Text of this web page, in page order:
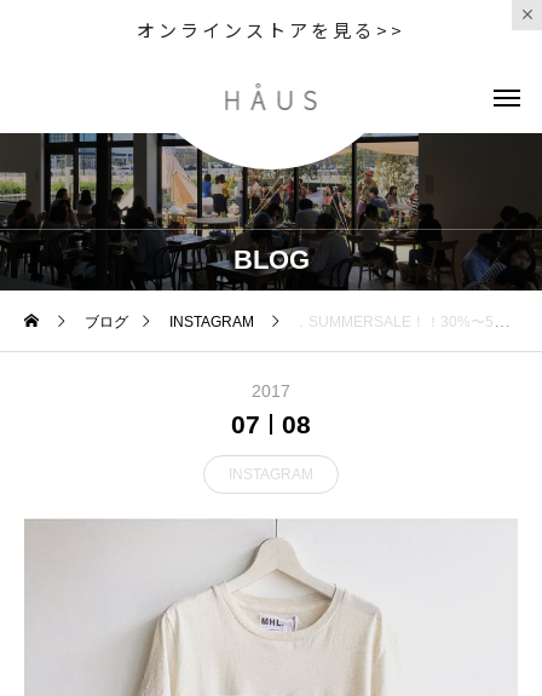
オンラインストアを見る>>
BLOG
ブログ INSTAGRAM ．SUMMERSALE！！30%〜50%off！好評開催中です︎．#mhl#margarethowell #SALE#hausmatsue #島根 #松江
2017
07 08
INSTAGRAM